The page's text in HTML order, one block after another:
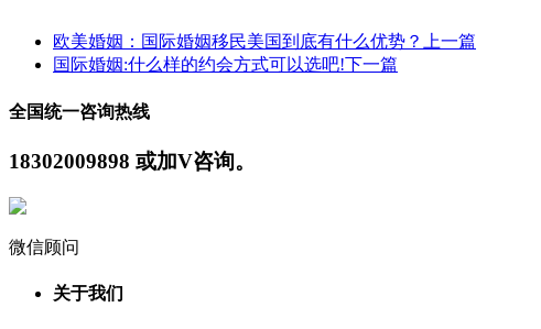
欧美婚姻：国际婚姻移民美国到底有什么优势？
上一篇
国际婚姻:什么样的约会方式可以选吧!下一篇
全国统一咨询热线
18302009898 或加V咨询。
微信顾问
关于我们